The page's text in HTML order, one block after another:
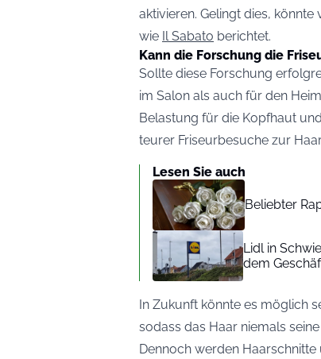
aktivieren. Gelingt dies,
wie Il Sabato berichtet.
Kann die Forschung die
Sollte diese Forschung
im Salon als auch für den
Belastung für die Kopfhaut
teurer Friseurbesuche zur
Lesen Sie auch
Beliebter
Lidl in
dem
In Zukunft könnte es möglich
sodass das Haar niemals
Dennoch werden